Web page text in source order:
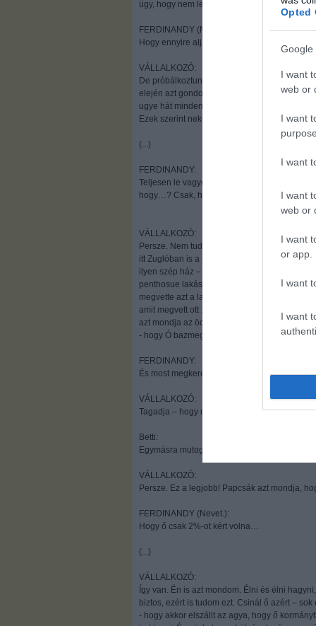
Opted
Google
I want
web or
I want
I want
I want
web or
I want
or app.
I want
I want
ügy, hogy nem lehet a Viktorral se
FERDINANDY (Mintha félne.):
Hogy ennyire alja? Ő nem is tud odamenni.
VÁLLALKOZÓ:
De próbálkoztunk vele, hogy – jó lenne
elején azt gondoltuk, megmondom őszintén,
ugye hát mindenre gondolhat az ember. De
Ezek szerint neked se!
(...)
FERDINANDY:
Teljesen le vagyok döbbenve. (Makog.) És a
hogy…? Csak, hogy 20% és viszontlátásra?
VÁLLALKOZÓ:
Persze. Nem tudod azt, hogy vett 130
itt Zuglóban is a Gyarmat utcában. A barátom,
ilyen szép ház – (Makogás: kb. a Feri fiának
penthosue lakást, Feri csinálta azt – ott vett
megvette azt a lakást, aztán föl lett újítva neki
amit megvett ott 130-ért a 12. kerületben – az
azt mondja az öcsémnek – mert mondja
- hogy Ó bazmeg, hogy nem is dolgoztál
FERDINANDY:
És most megkerestétek a Mazsut –
VÁLLALKOZÓ:
Tagadja – hogy neki nem bűne, hogy a
Betti:
Egymásra mutogatnak.
VÁLLALKOZÓ:
Persze. Ez a legjobb! Papcsák azt mondja,
FERDINANDY (Nevet.):
Hogy ő csak 2%-ot kért volna…
(...)
VÁLLALKOZÓ:
Így van. Én is azt mondom. Élni és élni
biztos, ezért is tudom ezt. Csinál ő azért –
- hogy akkor elszállt az agya, hogy ő